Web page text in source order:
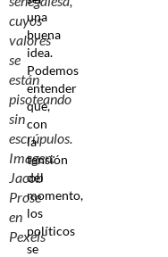
cuyos
valores
se
están
pisoteando
sin
escrúpulos.
Imagen:
Jacob
Prose
en
Pexels
una
buena
idea.
Podemos
entender
que,
con
la
tensión
del
momento,
los
políticos
se